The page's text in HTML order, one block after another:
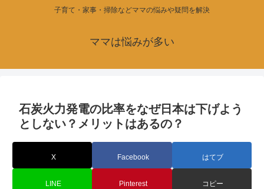
子育て・家事・掃除などママの悩みや疑問を解決
ママは悩みが多い
石炭火力発電の比率をなぜ日本は下げよう
としない？メリットはあるの？
X Facebook はてブ
LINE Pinterest コピー